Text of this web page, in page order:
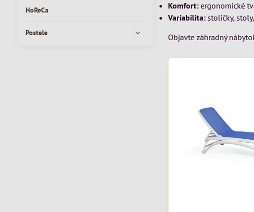
Komfort: ergonomické
Variabilita: stoličky,
Objavte záhradný
HoReCa
Postele